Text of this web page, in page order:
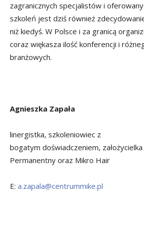
zagranicznych specjalistów i
szkoleń jest dziś również
niż kiedyś. W Polsce i za granicą
coraz więkasza ilość konferencji i
branżowych.
Agnieszka Zapała
linergistka, szkoleniowiec z
bogatym doświadczeniem,
Permanentny oraz Mikro Hair
E: a.zapala@centrummike.pl